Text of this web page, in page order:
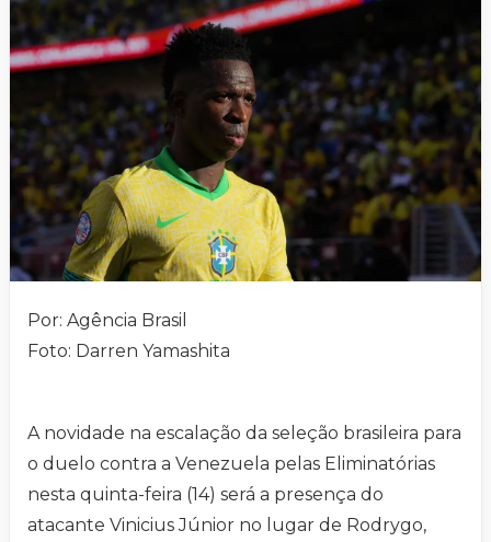
Por: Agência Brasil
Foto: Darren Yamashita
A novidade na escalação da seleção brasileira para
o duelo contra a Venezuela pelas Eliminatórias
nesta quinta-feira (14) será a presença do
atacante Vinicius Júnior no lugar de Rodrygo,